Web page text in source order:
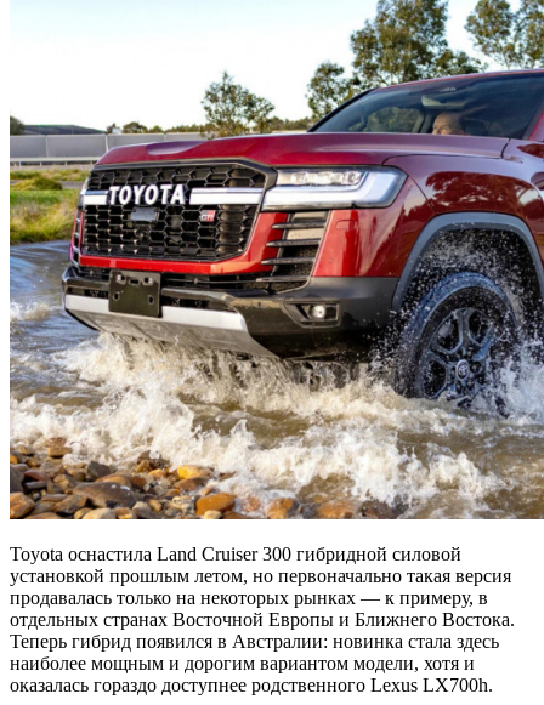
Toyota оснастила Land Cruiser 300 гибридной силовой
установкой прошлым летом, но первоначально такая версия
продавалась только на некоторых рынках — к примеру, в
отдельных странах Восточной Европы и Ближнего Востока.
Теперь гибрид появился в Австралии: новинка стала здесь
наиболее мощным и дорогим вариантом модели, хотя и
оказалась гораздо доступнее родственного Lexus LX700h.